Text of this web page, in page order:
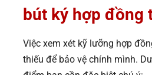
bút ký hợp đồng
Việc xem xét kỹ lưỡng hợp
thiếu để bảo vệ chính mình.